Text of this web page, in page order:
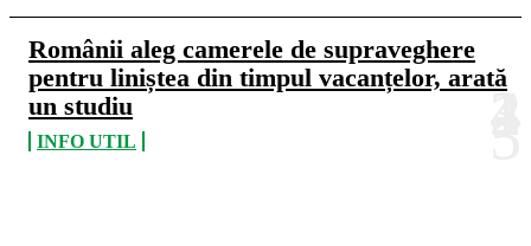
Românii aleg camerele de supraveghere
pentru liniștea din timpul vacanțelor, arată
un studiu
INFO UTIL